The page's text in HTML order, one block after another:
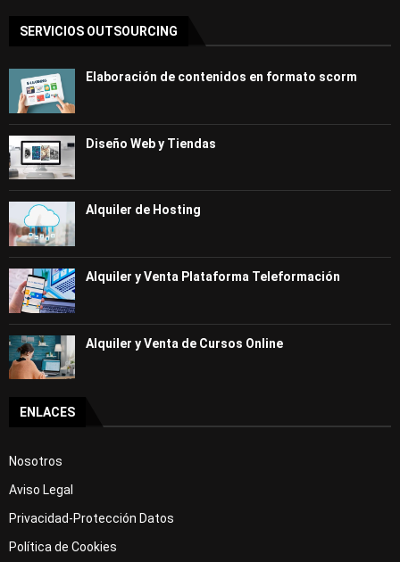
SERVICIOS OUTSOURCING
Elaboración de contenidos en formato scorm
Diseño Web y Tiendas
Alquiler de Hosting
Alquiler y Venta Plataforma Teleformación
Alquiler y Venta de Cursos Online
ENLACES
Nosotros
Aviso Legal
Privacidad-Protección Datos
Política de Cookies